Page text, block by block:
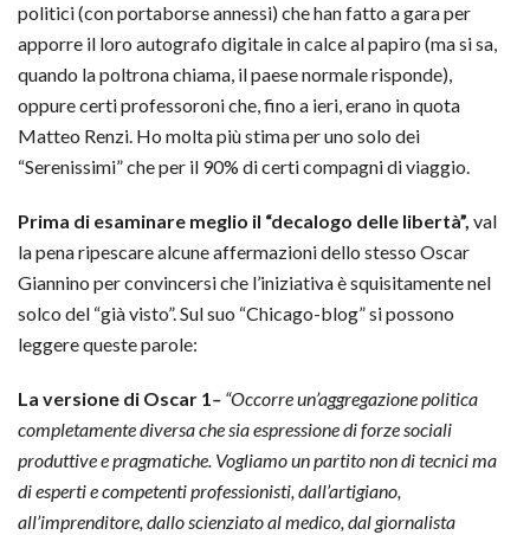
politici (con portaborse annessi) che han fatto a gara per
apporre il loro autografo digitale in calce al papiro (ma si sa,
quando la poltrona chiama, il paese normale risponde),
oppure certi professoroni che, fino a ieri, erano in quota
Matteo Renzi. Ho molta più stima per uno solo dei
“Serenissimi” che per il 90% di certi compagni di viaggio.
Prima di esaminare meglio il “decalogo delle libertà”, val
la pena ripescare alcune affermazioni dello stesso Oscar
Giannino per convincersi che l’iniziativa è squisitamente nel
solco del “già visto”. Sul suo “Chicago-blog” si possono
leggere queste parole:
La versione di Oscar 1– “Occorre un’aggregazione politica
completamente diversa che sia espressione di forze sociali
produttive e pragmatiche. Vogliamo un partito non di tecnici ma
di esperti e competenti professionisti, dall’artigiano,
all’imprenditore, dallo scienziato al medico, dal giornalista